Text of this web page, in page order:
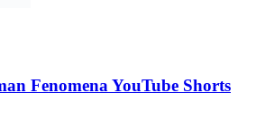
Fenomena YouTube Shorts